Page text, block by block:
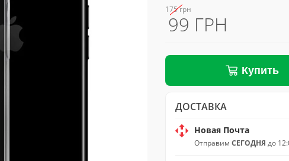
175 грн
99 ГРН
Купить
ДОСТАВКА
Новая Почта
Отправим СЕГОДНЯ до